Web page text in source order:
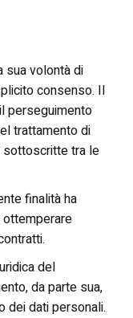
sua volontà di
consenso. Il
perseguimento
trattamento di
sottoscritte tra le
finalità ha
ottemperare
del
da parte sua,
dei dati personali.